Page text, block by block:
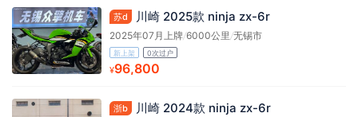
苏d 川崎 2025款 ninja zx-6r
2025年07月上牌/6000公里/无锡市
新上架 0次过户
¥96,800
浙b 川崎 2024款 ninja zx-6r